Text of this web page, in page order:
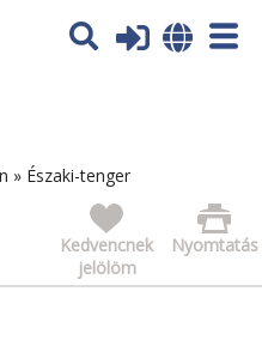
További tájékoztatás itt:
» Északi-tenger
Nyomtatás
Kedvencnek
jelölöm